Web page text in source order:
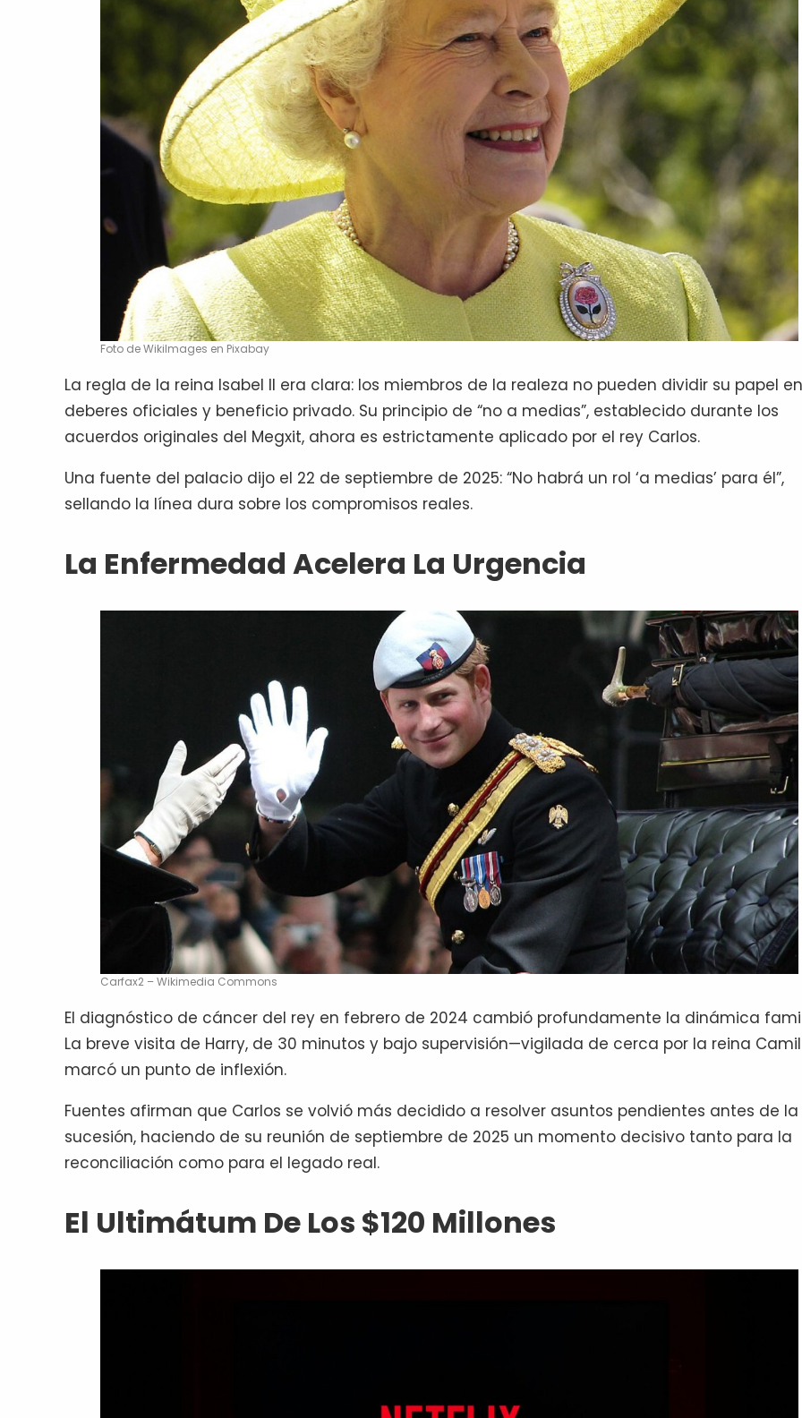
Foto de WikiImages en Pixabay
La regla de la reina Isabel II era clara: los miembros de la realeza no pueden dividir su papel
deberes oficiales y beneficio privado. Su principio de “no a medias”, establecido durante los
acuerdos originales del Megxit, ahora es estrictamente aplicado por el rey Carlos.
Una fuente del palacio dijo el 22 de septiembre de 2025: “No habrá un rol ‘a medias’ para él”,
sellando la línea dura sobre los compromisos reales.
La Enfermedad Acelera La Urgencia
Carfax2 – Wikimedia Commons
El diagnóstico de cáncer del rey en febrero de 2024 cambió profundamente la dinámica
La breve visita de Harry, de 30 minutos y bajo supervisión—vigilada de cerca por la reina
marcó un punto de inflexión.
Fuentes afirman que Carlos se volvió más decidido a resolver asuntos pendientes antes de la
sucesión, haciendo de su reunión de septiembre de 2025 un momento decisivo tanto para la
reconciliación como para el legado real.
El Ultimátum De Los $120 Millones